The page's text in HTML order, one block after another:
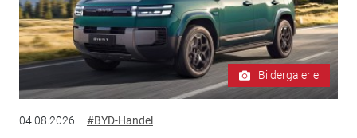
Bildergalerie
04.08.2026 #BYD-Handel